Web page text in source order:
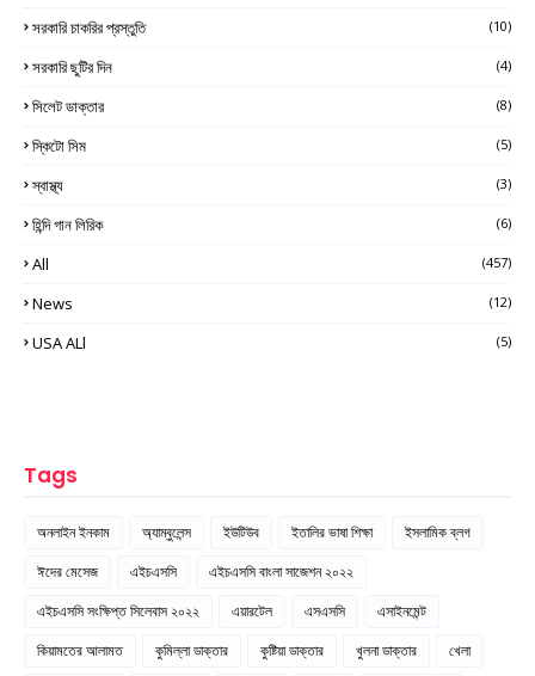
সরকারি চাকরির প্রস্তুতি (10)
সরকারি ছুটির দিন (4)
সিলেট ডাক্তার (8)
স্কিটো সিম (5)
স্বাস্থ্য (3)
হিন্দি গান লিরিক (6)
All (457)
News (12)
USA ALl (5)
Tags
অনলাইন ইনকাম অ্যাম্বুলেন্স ইউটিউব ইতালির ভাষা শিক্ষা
ইসলামিক ব্লগ
ঈদের মেসেজ
এইচএসসি
এইচএসসি বাংলা সাজেশন ২০২২
এইচএসসি সংক্ষিপ্ত সিলেবাস ২০২২
এয়ারটেল এসএসসি
এসাইনমেন্ট
কিয়ামতের আলামত
কুমিল্লা ডাক্তার কুষ্টিয়া ডাক্তার খুলনা ডাক্তার
খেলা